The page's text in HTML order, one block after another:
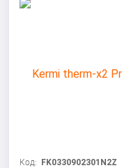
Код: FK0330902301N2Z